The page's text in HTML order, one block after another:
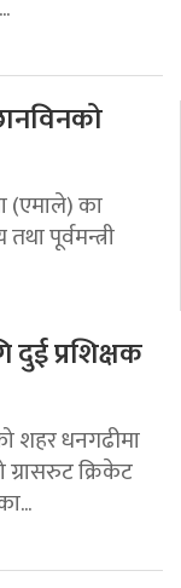
(एमाले) का
पूर्वमन्त्री
दुई प्रशिक्षक
शहर धनगढीमा
क्रिकेट